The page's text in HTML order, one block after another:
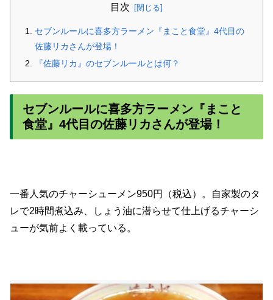
目次
セブンルールに喜多方ラーメン『まこと食堂』4代目の
佐藤リカさんが登場！
『佐藤リカ』のセブンルールとは何？
セブンルールに喜多方ラーメン『まこと
食堂』4代目の佐藤リカさんが登場！
一番人気のチャーシューメン950円（税込）。自家製のタ
レで2時間煮込み、しょう油に潜らせて仕上げるチャーシ
ューが気前よく載っている。